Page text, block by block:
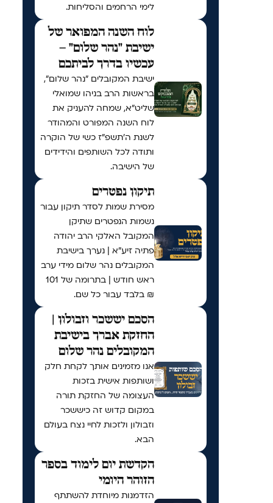
לימי הרחמים והסליחות.
לוח השנה המפואר של
ישיבת "נהר שלום" –
עכשיו בדרך לביתכם
ישיבת המקובלים "נהר שלום",
בראשות הרב בניהו שמואלי
שליט"א, שמחה להעניק את
לוח השנה המפורט והמהודר
לשנת ה'תשפ"ז כשי של הוקרה
ותודה לכל השותפים והידידים
של הישיבה.
תיקון נפטרים
מסירת שמות לסדר תיקון עבור
נשמות הנפטרים שתיקן
המקובל האלקי הרב יהודה
פתיה זיע"א | נערך בישיבת
המקובלים נהר שלום מידי ערב
ראש חודש | בתרומה של 101
₪ בלבד עבור כל שם.
הסכם יששכר וזבולון |
החזקת אברך בישיבת
המקובלים נהר שלום
אנו מזמינים אותך לקחת חלק
ושותפות אישית בזכות
העצומה של החזקת תורה
במקום קדוש זה כיששכר
וזבולון ולזכות לחיי נצח בעולם
הבא.
הקדשת יום לימוד בספר
הזוהר היומי
הזדמנות מיוחדת להשתתף